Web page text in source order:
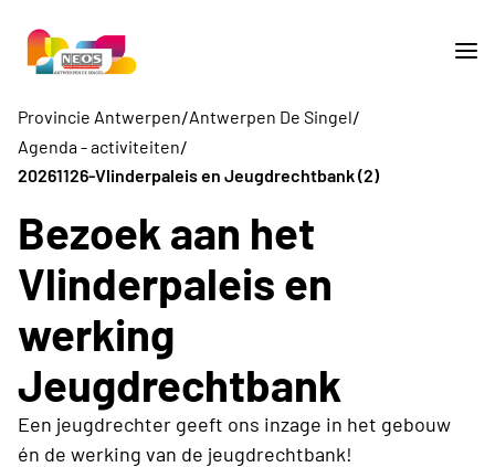
Provincie Antwerpen/Antwerpen De Singel/
Agenda - activiteiten/
20261126-Vlinderpaleis en Jeugdrechtbank (2)
Bezoek aan het
Vlinderpaleis en
werking
Jeugdrechtbank
Een jeugdrechter geeft ons inzage in het gebouw
én de werking van de jeugdrechtbank!